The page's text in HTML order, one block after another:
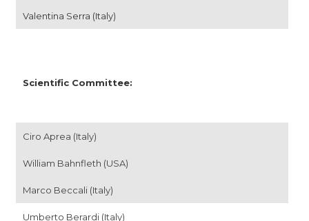
Valentina Serra (Italy)
Scientific Committee:
Ciro Aprea (Italy)
William Bahnfleth (USA)
Marco Beccali (Italy)
Umberto Berardi (Italy)